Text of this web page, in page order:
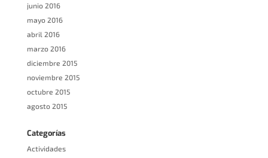
junio 2016
mayo 2016
abril 2016
marzo 2016
diciembre 2015
noviembre 2015
octubre 2015
agosto 2015
Categorías
Actividades